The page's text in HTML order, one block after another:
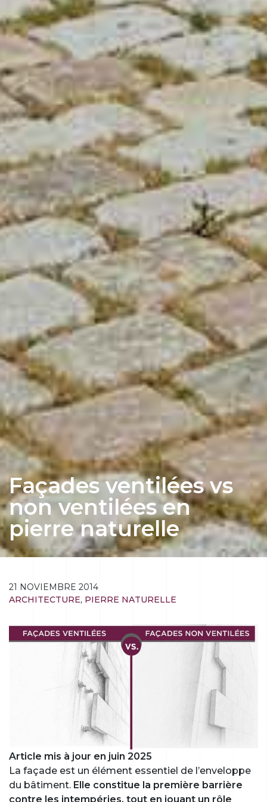
Façades ventilées vs
non ventilées en
pierre naturelle
21 NOVIEMBRE 2014
ARCHITECTURE, PIERRE NATURELLE
Article mis à jour en juin 2025
La façade est un élément essentiel de l’enveloppe
du bâtiment. Elle constitue la première barrière
contre les intempéries, tout en jouant un rôle